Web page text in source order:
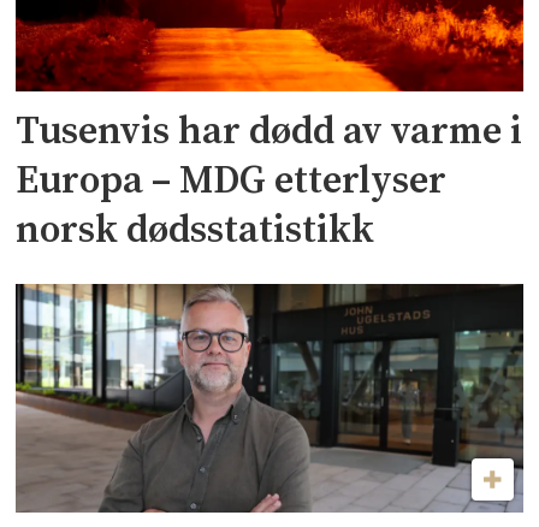
Tusenvis har dødd av varme i
Europa – MDG etterlyser
norsk dødsstatistikk